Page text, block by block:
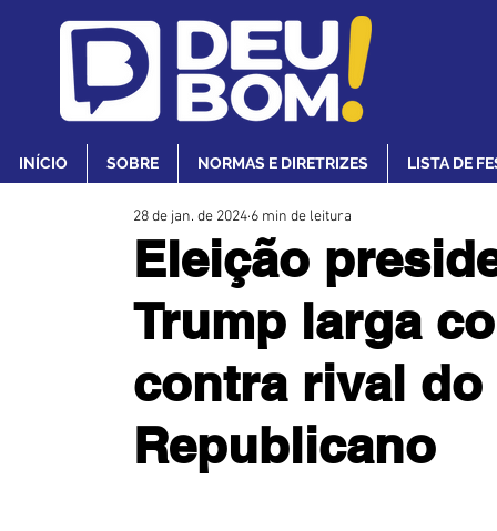
INÍCIO SOBRE NORMAS E DIRETRIZES LISTA DE
Eleição
Trump larga
contra rival do
Republicano
28 de jan. de 2024 6 min de leitura